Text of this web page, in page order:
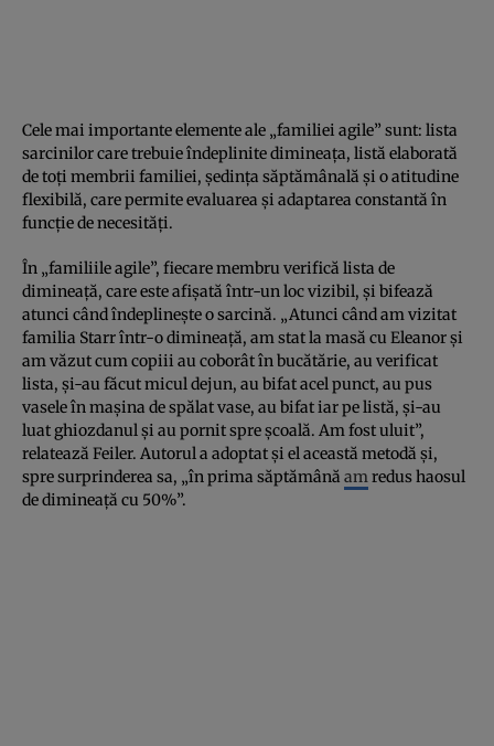
Cele mai importante elemente ale „familiei agile” sunt: lista
sarcinilor care trebuie îndeplinite dimineaţa, listă elaborată
de toţi membrii familiei, şedinţa săptămânală şi o atitudine
flexibilă, care permite evaluarea şi adaptarea constantă în
funcţie de necesităţi.
În „familiile agile”, fiecare membru verifică lista de
dimineaţă, care este afişată într-un loc vizibil, şi bifează
atunci când îndeplineşte o sarcină. „Atunci când am vizitat
familia Starr într-o dimineaţă, am stat la masă cu Eleanor şi
am văzut cum copiii au coborât în bucătărie, au verificat
lista, şi-au făcut micul dejun, au bifat acel punct, au pus
vasele în maşina de spălat vase, au bifat iar pe listă, şi-au
luat ghiozdanul şi au pornit spre şcoală. Am fost uluit”,
relatează Feiler. Autorul a adoptat şi el această metodă şi,
spre surprinderea sa, „în prima săptămână amredus haosul
de dimineaţă cu 50%”.